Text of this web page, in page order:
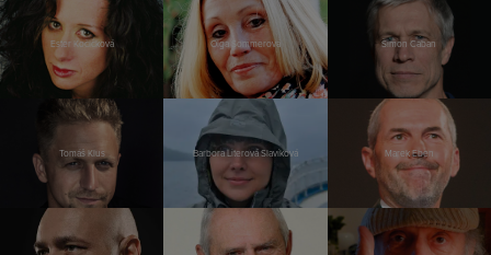
Ester Kočičková Olga Sommerová Šimon Caban
Tomáš Klus Barbora Literová Slavíková Marek Eben